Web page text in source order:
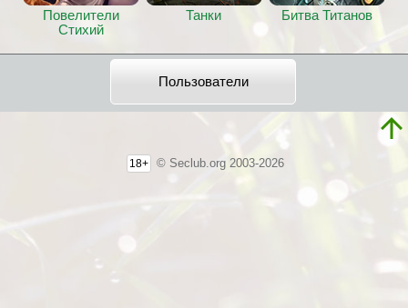
Повелители
Стихий
Танки Битва Титанов
Пользователи
18+ © Seclub.org 2003-2026